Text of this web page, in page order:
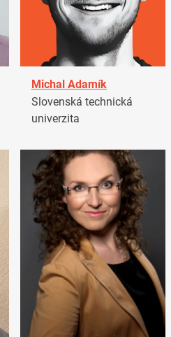
Michal Adamík
Slovenská technická
univerzita